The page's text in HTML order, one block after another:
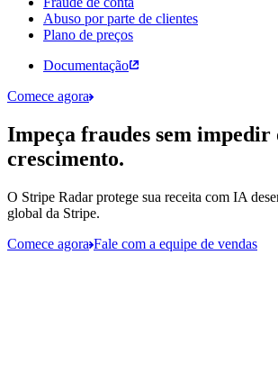
Abuso por parte de clientes
Plano de preços
Documentação
Comece agora
Impeça fraudes sem impedir
crescimento.
O Stripe Radar protege sua receita com IA
global da Stripe.
Comece agora Fale com a equipe de vendas